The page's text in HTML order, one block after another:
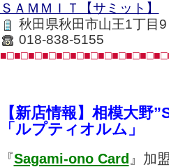
ＳＡＭＭＩＴ【サミット】
秋田県秋田市山王1丁
018-838-5155
【新店情報】相模大野
「ルプティオルム」
『Sagami-ono Card 』加